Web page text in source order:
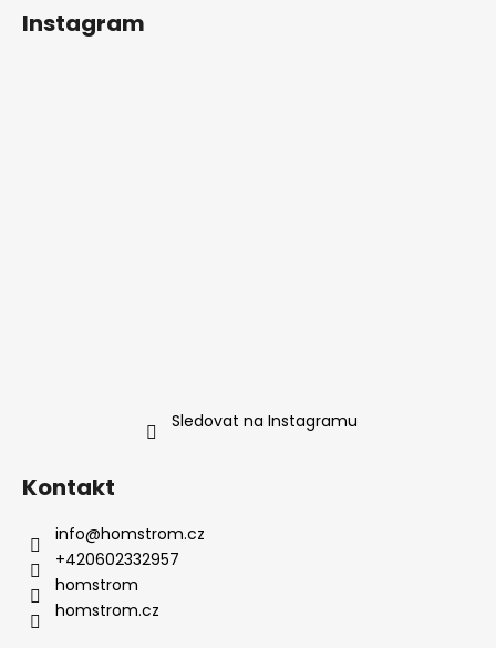
Instagram
Sledovat na Instagramu
Kontakt
info@homstrom.cz
+420602332957
homstrom
homstrom.cz